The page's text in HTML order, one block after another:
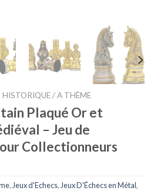
HISTORIQUE / A THÈME
Plaqué Or et
– Jeu de
Collectionneurs
, Jeux d'Echecs, Jeux D'Échecs en Métal,